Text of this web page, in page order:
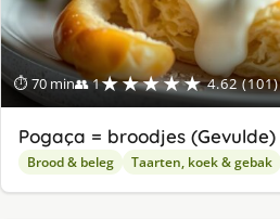
⏱ 70 min👥 1★★★★★ 4.62 (101)
Pogaça = broodjes (Gevulde)
Brood & beleg Taarten, koek & gebak